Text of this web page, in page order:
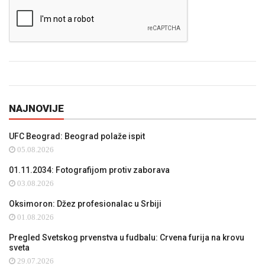
NAJNOVIJE
UFC Beograd: Beograd polaže ispit
05.08.2026
01.11.2034: Fotografijom protiv zaborava
03.08.2026
Oksimoron: Džez profesionalac u Srbiji
01.08.2026
Pregled Svetskog prvenstva u fudbalu: Crvena furija na krovu
sveta
29.07.2026